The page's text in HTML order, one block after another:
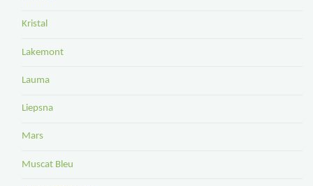
Kristal
Lakemont
Lauma
Liepsna
Mars
Muscat Bleu